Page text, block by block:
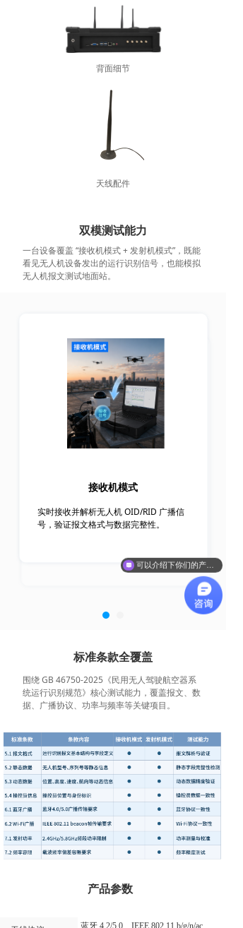
蓝牙 4.2/5.0、IEEE 802.11 b/g/n/ac
产品参数
接收机模式
实时接收并解析无人机 OID/RID 广播信
号，验证报文格式与数据完整性。
背面细节
天线配件
双模测试能力
一台设备覆盖 “接收机模式 + 发射机模式”，既能
看见无人机设备发出的运行识别信号，也能模拟
无人机报文测试地面站。
围绕 GB 46750-2025《民用无人驾驶航空器系
统运行识别规范》核心测试能力，覆盖报文、数
据、广播协议、功率与频率等关键项目。
标准条款全覆盖
可以介绍下你们的产品么